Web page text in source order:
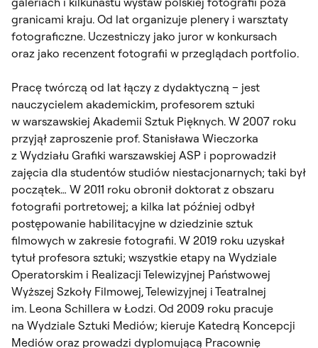
granicami kraju. Od lat organizuje plenery i warsztaty
fotograficzne. Uczestniczy jako juror w konkursach
oraz jako recenzent fotografii w przeglądach portfolio.
Pracę twórczą od lat łączy z dydaktyczną – jest
nauczycielem akademickim, profesorem sztuki
w warszawskiej Akademii Sztuk Pięknych. W 2007 roku
przyjął zaproszenie prof. Stanisława Wieczorka
z Wydziału Grafiki warszawskiej ASP i poprowadził
zajęcia dla studentów studiów niestacjonarnych; taki był
początek… W 2011 roku obronił doktorat z obszaru
fotografii portretowej; a kilka lat później odbył
postępowanie habilitacyjne w dziedzinie sztuk
filmowych w zakresie fotografii. W 2019 roku uzyskał
tytuł profesora sztuki; wszystkie etapy na Wydziale
Operatorskim i Realizacji Telewizyjnej Państwowej
Wyższej Szkoły Filmowej, Telewizyjnej i Teatralnej
im. Leona Schillera w Łodzi. Od 2009 roku pracuje
na Wydziale Sztuki Mediów; kieruje Katedrą Koncepcji
Mediów oraz prowadzi dyplomującą Pracownię